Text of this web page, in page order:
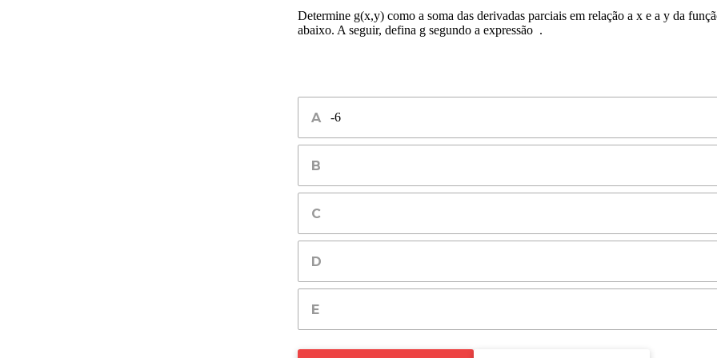
Determine g(x,y) como a soma das derivadas parciais em relação a x e a y da
abaixo. A seguir, defina g segundo a expressão .
-6